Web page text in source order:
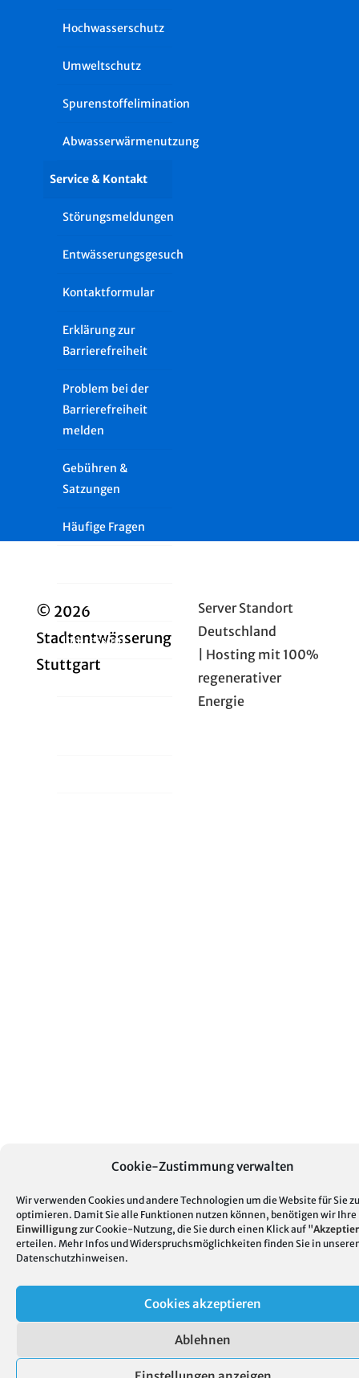
Cookie-Zustimmung verwalten
Wir verwenden Cookies und andere Technologien um die Website für Sie zu
optimieren. Damit Sie alle Funktionen nutzen können, benötigen wir Ihre
Einwilligungzur Cookie-Nutzung, die Sie durch einen Klick auf "
erteilen. Mehr Infos und Widerspruchsmöglichkeiten finden Sie in
Datenschutzhinweisen.
Cookies akzeptieren
Ablehnen
Hochwasserschutz
Umweltschutz
Spurenstoffelimination
Abwasserwärmenutzung
Service & Kontakt
Störungsmeldungen
Entwässerungsgesuch
Kontaktformular
Erklärung zur
Barrierefreiheit
Problem bei der
Barrierefreiheit
melden
Gebühren &
Satzungen
Häufige Fragen
Glossar
Impressum
Datenschutz
© 2026
Stadtentwässerung
Stuttgart
Server Standort
Deutschland
| Hosting mit 100%
regenerativer
Energie